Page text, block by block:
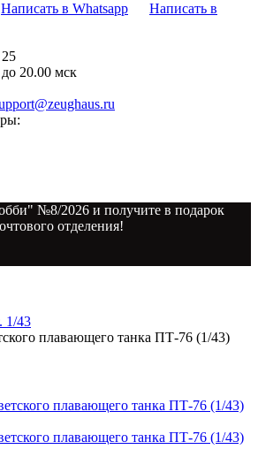
Написать в Whatsapp
Написать в
20.00 мск
№8/2026 и получите в подарок
отделения!
1/43
плавающего танка ПТ-76 (1/43)